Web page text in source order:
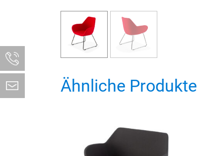
Ähnliche Produkte